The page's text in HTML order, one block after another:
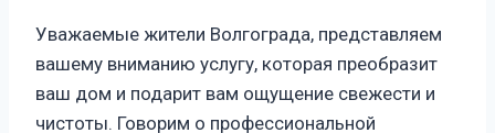
Уважаемые жители Волгограда, представляем
вашему вниманию услугу, которая преобразит
ваш дом и подарит вам ощущение свежести и
чистоты. Говорим о профессиональной